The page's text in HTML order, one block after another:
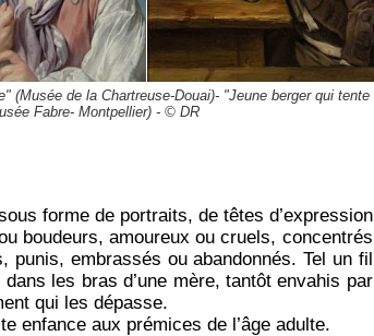
(Musée de la Chartreuse-Douai)- "Jeune berger qui tente
Fabre- Montpellier) - © DR
forme de portraits, de têtes d’expression
boudeurs, amoureux ou cruels, concentrés
punis, embrassés ou abandonnés. Tel un fil
les bras d’une mère, tantôt envahis par
qui les dépasse.
enfance aux prémices de l’âge adulte.